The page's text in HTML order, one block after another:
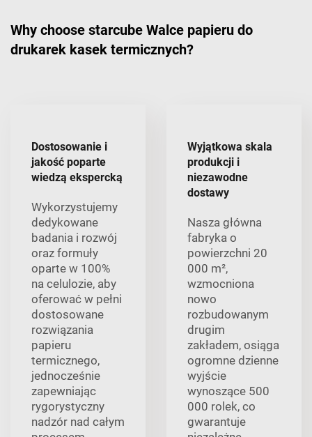
Why choose starcube Walce papieru do
drukarek kasek termicznych?
Dostosowanie i
jakość poparte
wiedzą ekspercką
Wykorzystujemy
dedykowane
badania i rozwój
oraz formuły
oparte w 100%
na celulozie, aby
oferować w pełni
dostosowane
rozwiązania
papieru
termicznego,
jednocześnie
zapewniając
rygorystyczny
nadzór nad całym
Wyjątkowa skala
produkcji i
niezawodne
dostawy
Nasza główna
fabryka o
powierzchni 20
000 m²,
wzmocniona
nowo
rozbudowanym
drugim
zakładem, osiąga
ogromne dzienne
wyjście
wynoszące 500
000 rolek, co
gwarantuje